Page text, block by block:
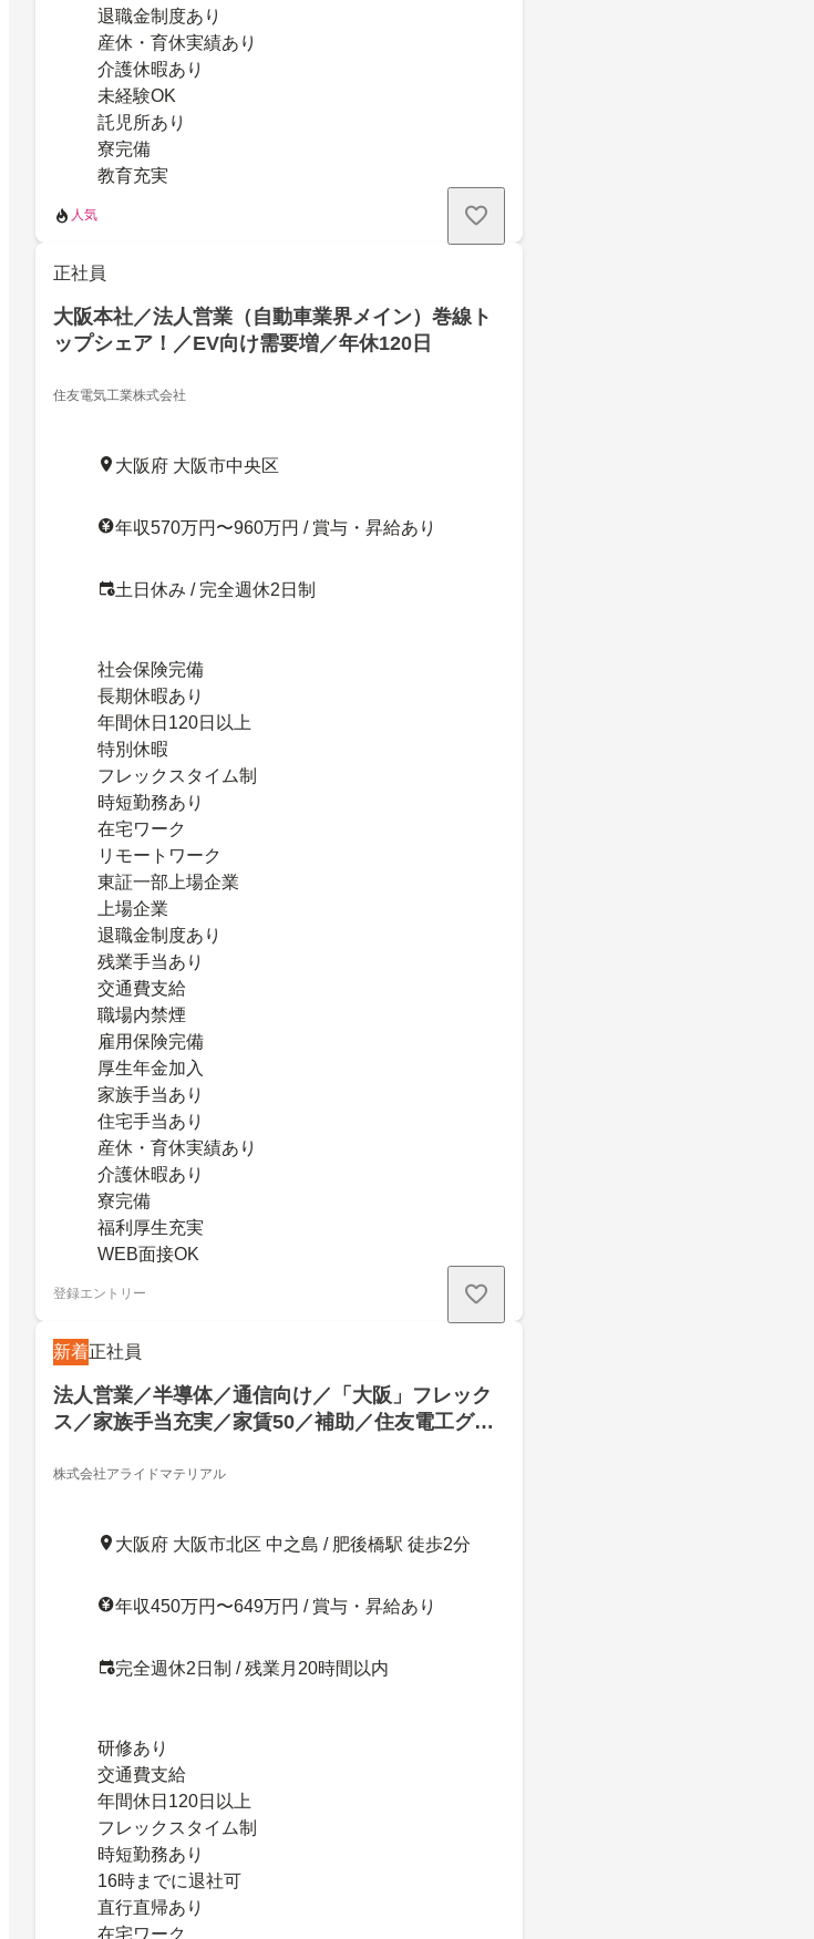
退職金制度あり
産休・育休実績あり
介護休暇あり
未経験OK
託児所あり
寮完備
教育充実
人気
正社員
大阪本社／法人営業（自動車業界メイン）巻線ト
ップシェア！／EV向け需要増／年休120日
住友電気工業株式会社
大阪府 大阪市中央区
年収570万円〜960万円 / 賞与・昇給あり
土日休み / 完全週休2日制
社会保険完備
長期休暇あり
年間休日120日以上
特別休暇
フレックスタイム制
時短勤務あり
在宅ワーク
リモートワーク
東証一部上場企業
上場企業
退職金制度あり
残業手当あり
交通費支給
職場内禁煙
雇用保険完備
厚生年金加入
家族手当あり
住宅手当あり
産休・育休実績あり
介護休暇あり
寮完備
福利厚生充実
WEB面接OK
登録エントリー
新着正社員
法人営業／半導体／通信向け／「大阪」フレック
ス／家族手当充実／家賃50／補助／住友電工グル
株式会社アライドマテリアル
大阪府 大阪市北区 中之島 / 肥後橋駅 徒歩2分
年収450万円〜649万円 / 賞与・昇給あり
完全週休2日制 / 残業月20時間以内
研修あり
交通費支給
年間休日120日以上
フレックスタイム制
時短勤務あり
16時までに退社可
直行直帰あり
在宅ワーク